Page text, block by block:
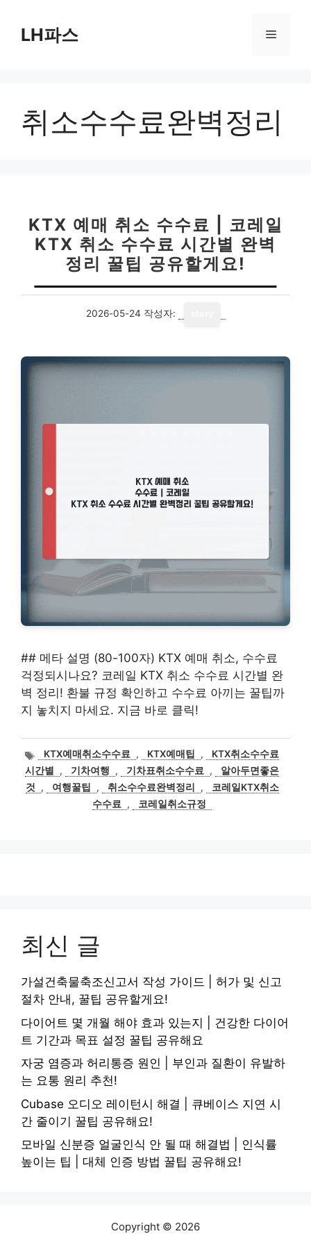
LH파스 메
취소수수료완벽정리
KTX 예매 취소 수수료 | 코레일
KTX 취소 수수료 시간별 완벽
정리 꿀팁 공유할게요!
2026-05-24 작성자:
## 메타 설명 (80-100자) KTX 예매 취소, 수수료
걱정되시나요? 코레일 KTX 취소 수수료 시간별 완
벽 정리! 환불 규정 확인하고 수수료 아끼는 꿀팁까
지 놓치지 마세요. 지금 바로 클릭!
태
그
KTX예매취소수수료 , KTX예매팁 ,
KTX취소수수료
시간별
, 기차여행 , 기차표취소수수료 ,
알아두면좋은
것
, 여행꿀팁 , 취소수수료완벽정리 ,
코레일KTX취소
수수료
, 코레일취소규정
최신 글
가설건축물축조신고서 작성 가이드 | 허가 및 신고
절차 안내, 꿀팁 공유할게요!
다이어트 몇 개월 해야 효과 있는지 | 건강한 다이어
트 기간과 목표 설정 꿀팁 공유해요
자궁 염증과 허리통증 원인 | 부인과 질환이 유발하
는 요통 원리 추천!
Cubase 오디오 레이턴시 해결 | 큐베이스 지연 시
간 줄이기 꿀팁 공유해요!
모바일 신분증 얼굴인식 안 될 때 해결법 | 인식률
높이는 팁 | 대체 인증 방법 꿀팁 공유해요!
Copyright © 2026